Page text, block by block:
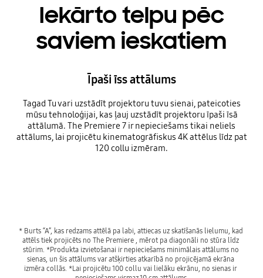
Iekārto telpu pēc
saviem ieskatiem
Īpaši īss attālums
Tagad Tu vari uzstādīt projektoru tuvu sienai, pateicoties
mūsu tehnoloģijai, kas ļauj uzstādīt projektoru īpaši īsā
attālumā. The Premiere 7 ir nepieciešams tikai neliels
attālums, lai projicētu kinematogrāfiskus 4K attēlus līdz pat
120 collu izmēram.
* Burts “A”, kas redzams attēlā pa labi, attiecas uz skatīšanās lielumu, kad
attēls tiek projicēts no The Premiere , mērot pa diagonāli no stūra līdz
stūrim. *Produkta izvietošanai ir nepieciešams minimālais attālums no
sienas, un šis attālums var atšķirties atkarībā no projicējamā ekrāna
izmēra collās. *Lai projicētu 100 collu vai lielāku ekrānu, no sienas ir